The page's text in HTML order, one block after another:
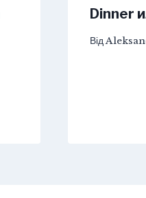
Dinner
Від